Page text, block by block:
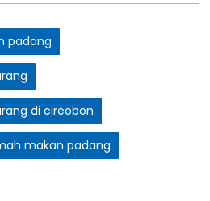
padang
di cireobon
makan padang